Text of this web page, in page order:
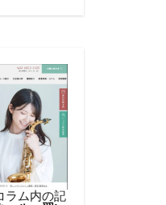
ラム内の記